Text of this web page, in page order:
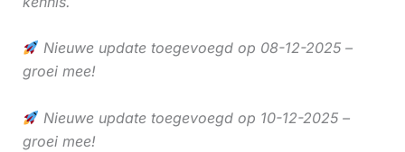
Nieuwe update toegevoegd op 08-12-2025 –
groei mee!
Nieuwe update toegevoegd op 10-12-2025 –
groei mee!